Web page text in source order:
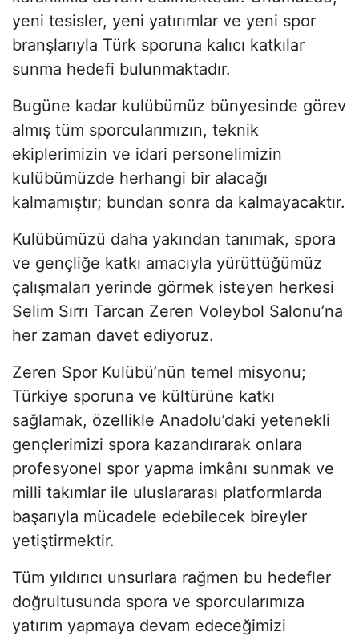
yeni tesisler, yeni yatırımlar ve yeni spor
branşlarıyla Türk sporuna kalıcı katkılar
sunma hedefi bulunmaktadır.
Bugüne kadar kulübümüz bünyesinde görev
almış tüm sporcularımızın, teknik
ekiplerimizin ve idari personelimizin
kulübümüzde herhangi bir alacağı
kalmamıştır; bundan sonra da kalmayacaktır.
Kulübümüzü daha yakından tanımak, spora
ve gençliğe katkı amacıyla yürüttüğümüz
çalışmaları yerinde görmek isteyen herkesi
Selim Sırrı Tarcan Zeren Voleybol Salonu’na
her zaman davet ediyoruz.
Zeren Spor Kulübü’nün temel misyonu;
Türkiye sporuna ve kültürüne katkı
sağlamak, özellikle Anadolu’daki yetenekli
gençlerimizi spora kazandırarak onlara
profesyonel spor yapma imkânı sunmak ve
milli takımlar ile uluslararası platformlarda
başarıyla mücadele edebilecek bireyler
yetiştirmektir.
Tüm yıldırıcı unsurlara rağmen bu hedefler
doğrultusunda spora ve sporcularımıza
yatırım yapmaya devam edeceğimizi